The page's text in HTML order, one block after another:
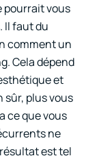
pourrait vous
Il faut du
comment un
Cela dépend
et
sûr, plus vous
ce que vous
ne
est tel